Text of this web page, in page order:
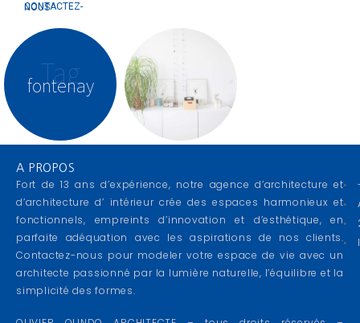
CONTACTEZ-NOUS
Tag
fontenay
A PROPOS
Fort de 13 ans d’expérience, notre agence d’architecture et
d’architecture d’ intérieur crée des espaces harmonieux et
fonctionnels, empreints d’innovation et d’esthétique, en
parfaite adéquation avec les aspirations de nos clients.
Contactez-nous pour modeler votre espace de vie avec un
architecte passionné par la lumière naturelle, l’équilibre et la
simplicité des formes.